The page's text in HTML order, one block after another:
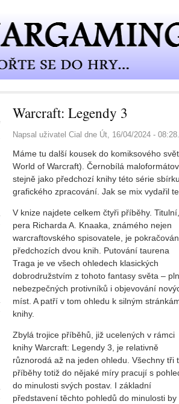
Warcraft: Legendy 3
Napsal uživatel Cial dne Út, 16/04/2024 - 08:28.
Máme tu další kousek do komiksového
World of Warcraft). Černobílá
stejně jako předchozí knihy této série
grafického zpracování. Jak se mix vydařil
V knize najdete celkem čtyři příběhy.
pera Richarda A. Knaaka, známého nejen
warcraftovského spisovatele, je
předchozích dvou knih. Putování taurena
Traga je ve všech ohledech klasických
dobrodružstvím z tohoto fantasy světa –
nebezpečných protivníků i objevování
míst. A patří v tom ohledu k silným
knihy.
Zbylá trojice příběhů, již ucelených v rámci
knihy Warcraft: Legendy 3, je relativně
různorodá až na jeden ohledu. Všechny tři
příběhy totiž do nějaké míry pracují s
do minulosti svých postav. I základní
představení těchto pohledů do minulosti by